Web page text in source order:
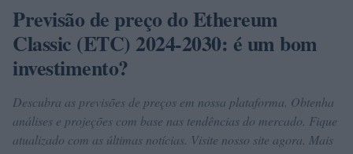
Previsão de preço do Ethereum
Classic (ETC) 2024-2030: é um bom
investimento?
Descubra as previsões de preços em nossa plataforma. Obtenha
análises e projeções com base nas tendências do mercado. Fique
atualizado com as últimas notícias. Visite nosso site agora. Mais